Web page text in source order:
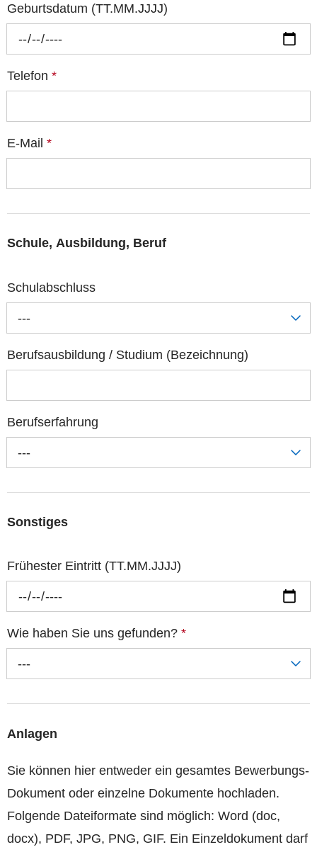
Geburtsdatum (TT.MM.JJJJ)
Telefon *
E-Mail *
Schule, Ausbildung, Beruf
Schulabschluss
---
Berufsausbildung / Studium (Bezeichnung)
Berufserfahrung
---
Sonstiges
Frühester Eintritt (TT.MM.JJJJ)
Wie haben Sie uns gefunden? *
---
Anlagen
Sie können hier entweder ein gesamtes Bewerbungs-
Dokument oder einzelne Dokumente hochladen.
Folgende Dateiformate sind möglich: Word (doc,
docx), PDF, JPG, PNG, GIF. Ein Einzeldokument darf